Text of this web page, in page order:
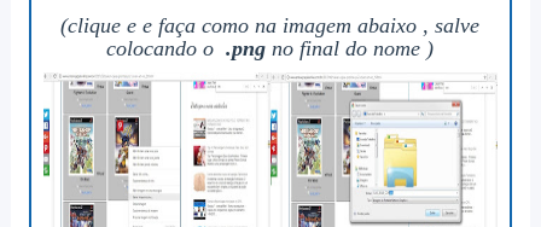
(clique e e faça como na imagem abaixo , salve
colocando o.png no final do nome )